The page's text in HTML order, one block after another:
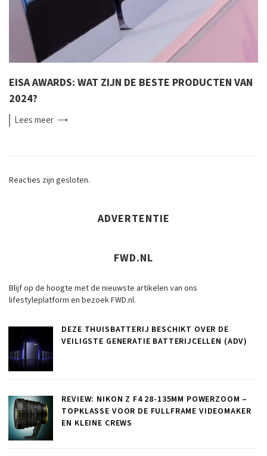
EISA AWARDS: WAT ZIJN DE BESTE PRODUCTEN VAN
2024?
Leesmeer
Reacties zijn gesloten.
ADVERTENTIE
FWD.NL
Blijf op de hoogte met de nieuwste artikelen van ons
lifestyleplatform en bezoek FWD.nl.
DEZE THUISBATTERIJ BESCHIKT OVER DE
VEILIGSTE GENERATIE BATTERIJCELLEN (ADV)
REVIEW: NIKON Z F4 28-135MM POWERZOOM –
TOPKLASSE VOOR DE FULLFRAME VIDEOMAKER
EN KLEINE CREWS